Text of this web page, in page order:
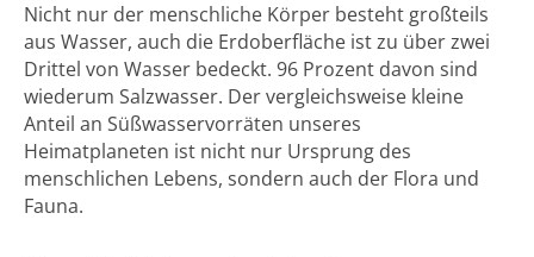
Nicht nur der menschliche Körper besteht großteils
aus Wasser, auch die Erdoberfläche ist zu über zwei
Drittel von Wasser bedeckt. 96 Prozent davon sind
wiederum Salzwasser. Der vergleichsweise kleine
Anteil an Süßwasservorräten unseres
Heimatplaneten ist nicht nur Ursprung des
menschlichen Lebens, sondern auch der Flora und
Fauna.